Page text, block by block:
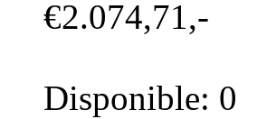
€2.074,71,-
Disponible: 0